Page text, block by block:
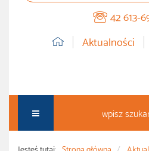
42 613-
Aktualności